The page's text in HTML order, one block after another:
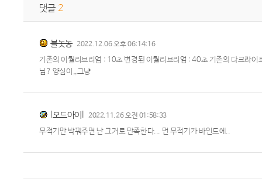
댓글 2
블놋농 2022.12.06 오후 06:14:16
기존의 이퀄리브리엄 : 10초 변경된 이퀄리브리엄 : 40초 기존의 다크라
님? 양심이,,그냥
l오드아이l 2022.11.26 오전 01:58:33
무적기만 박꿔주면 난 그거로 만족한다... 먼 무적기가 바인드에..